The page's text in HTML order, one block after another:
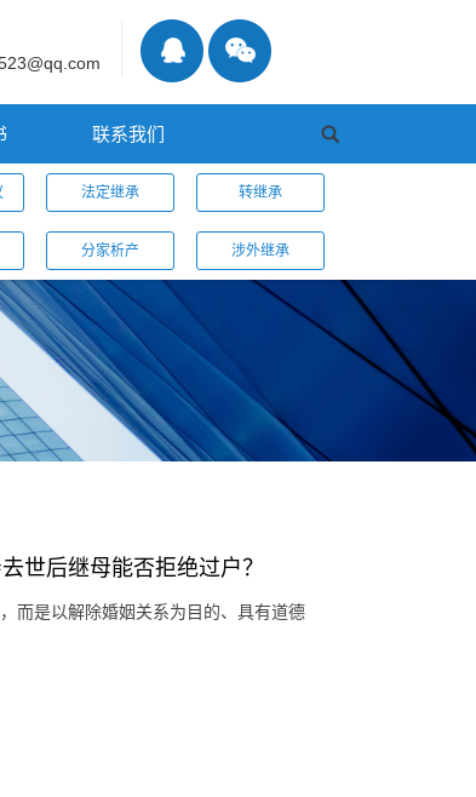
联系我们
法定继承 转继承
分家析产 涉外继承
世后继母能否拒绝过户？
而是以解除婚姻关系为目的、具有道德